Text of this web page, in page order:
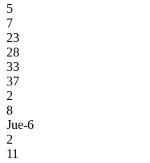
5
7
23
28
33
37
2
8
Jue-6
2
11